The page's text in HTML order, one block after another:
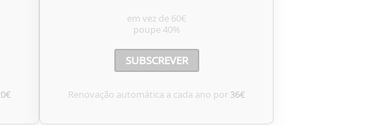
em vez de 60€
poupe40%
SUBSCREVER
Renovação automática a cada ano por36€